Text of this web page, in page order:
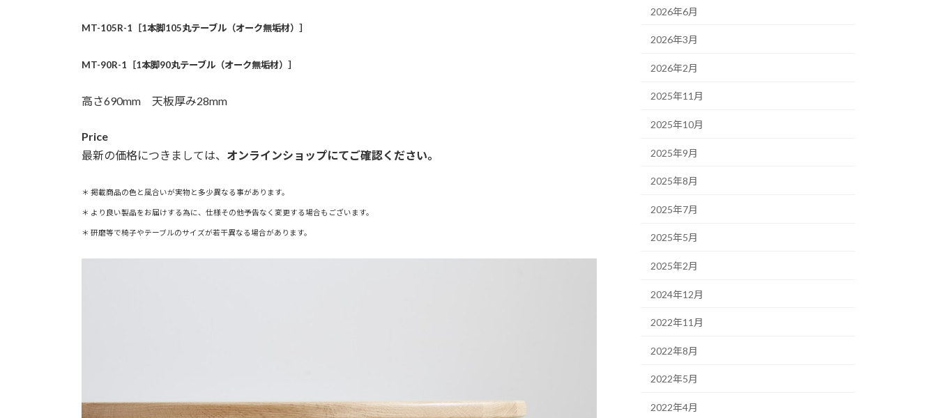
MT-105R-1［1本脚105丸テーブル（オーク無垢材）］
MT-90R-1［1本脚90丸テーブル（オーク無垢材）］
高さ690mm 天板厚み28mm
Price
最新の価格につきましては、 オンラインショップにてご確認ください。
＊ 掲載商品の色と風合いが実物と多少異なる事があります。
＊ より良い製品をお届けする為に、仕様その他予告なく変更する場合もございます。
＊ 研磨等で椅子やテーブルのサイズが若干異なる場合があります。
2026年6月
2026年3月
2026年2月
2025年11月
2025年10月
2025年9月
2025年8月
2025年7月
2025年5月
2025年2月
2024年12月
2022年11月
2022年8月
2022年5月
2022年4月